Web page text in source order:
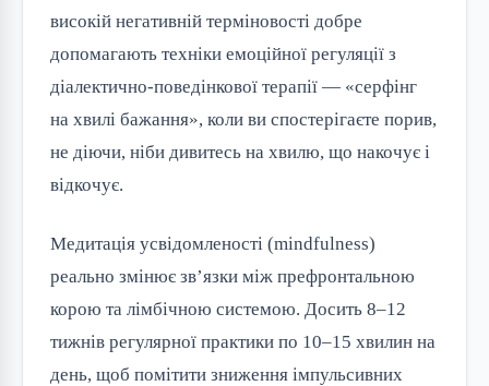
високій негативній терміновості добре
допомагають техніки емоційної регуляції з
діалектично-поведінкової терапії — «серфінг
на хвилі бажання», коли ви спостерігаєте порив,
не діючи, ніби дивитесь на хвилю, що накочує і
відкочує.
Медитація усвідомленості (mindfulness)
реально змінює зв’язки між префронтальною
корою та лімбічною системою. Досить 8–12
тижнів регулярної практики по 10–15 хвилин на
день, щоб помітити зниження імпульсивних